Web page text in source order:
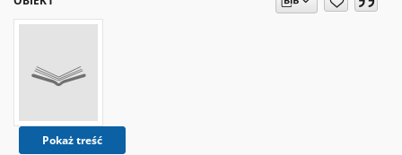
Pokaż treść